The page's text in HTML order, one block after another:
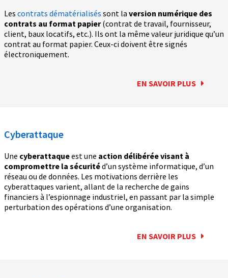
Les contrats dématérialisés sont la version numérique des
contrats au format papier(contrat de travail, fournisseur,
client, baux locatifs, etc.). Ils ont la même valeur juridique qu’un
contrat au format papier. Ceux-ci doivent être signés
électroniquement.
EN SAVOIR PLUS
Cyberattaque
Une cyberattaqueest une action délibérée visant à
compromettre la sécuritéd’un système informatique, d’un
réseau ou de données. Les motivations derrière les
cyberattaques varient, allant de la recherche de gains
financiers à l’espionnage industriel, en passant par la simple
perturbation des opérations d’une organisation.
EN SAVOIR PLUS